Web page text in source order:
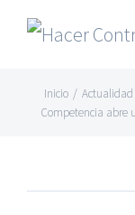
Skip
Inicio / Actualidad
Competencia abre